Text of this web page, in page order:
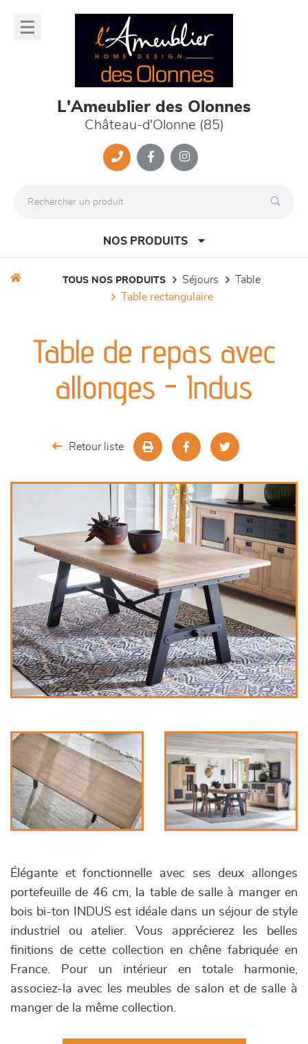
L'Ameublier des Olonnes
Château-d'Olonne (85)
NOS PRODUITS
séjours
meubles de complément
TOUS NOS PRODUITS séjours
table
table rectangulaire
Table de repas avec
allonges - Indus
Retour liste
Élégante et fonctionnelle avec ses deux allonges
portefeuille de 46 cm, la table de salle à manger en
bois bi-ton INDUS est idéale dans un séjour de style
industriel ou atelier. Vous apprécierez les belles
finitions de cette collection en chêne fabriquée en
France. Pour un intérieur en totale harmonie,
associez-la avec les meubles de salon et de salle à
manger de la même collection.